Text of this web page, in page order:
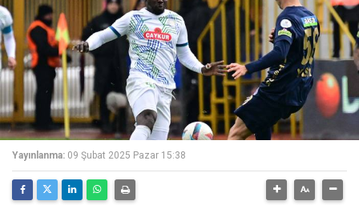
Yayınlanma: 09 Şubat 2025 Pazar 15:38